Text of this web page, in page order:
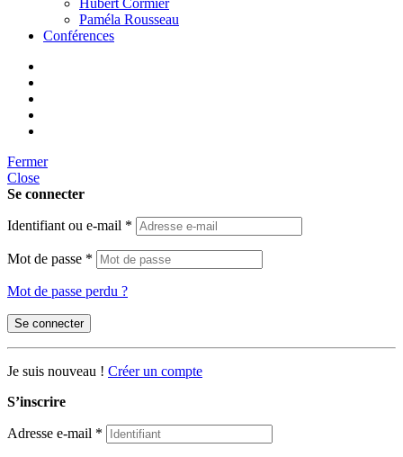
Hubert Cormier
Paméla Rousseau
Conférences
Fermer
Close
Se connecter
Identifiant ou e-mail *
Mot de passe *
Mot de passe perdu ?
Se connecter
Je suis nouveau ! Créer un compte
S’inscrire
Adresse e-mail *